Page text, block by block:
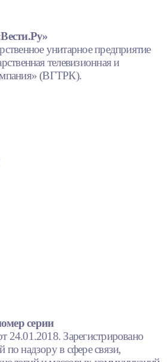
унитарное предприятие
телевизионная и
(ВГТРК).
серии
Зарегистрировано
надзору в сфере связи,